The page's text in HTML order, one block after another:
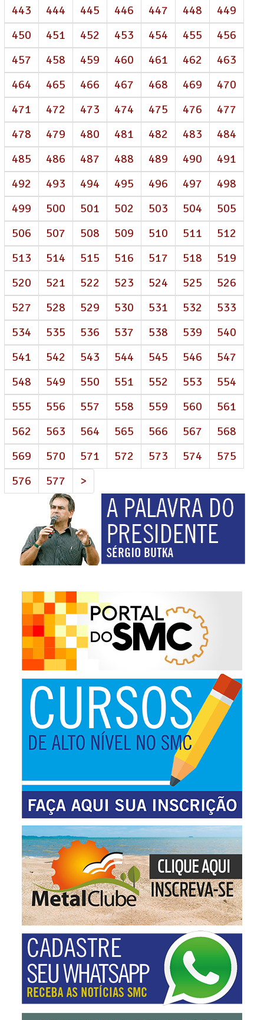
443 444 445 446 447 448
449
450
451 452 453 454 455
456
457
458 459 460 461 462
463
464
465 466 467 468 469
470
471
472 473 474 475 476
477
478
479 480 481 482 483
484
485
486 487 488 489 490
491
492
493 494 495 496 497
498
499
500 501 502 503 504
505
506
507 508 509 510 511
512
513
514 515 516 517 518
519
520
521 522 523 524 525
526
527
528 529 530 531 532
533
534
535 536 537 538 539
540
541
542 543 544 545 546
547
548
549 550 551 552 553
554
555
556 557 558 559 560
561
562
563 564 565 566 567
568
569
570 571 572 573 574
575
576
577 >